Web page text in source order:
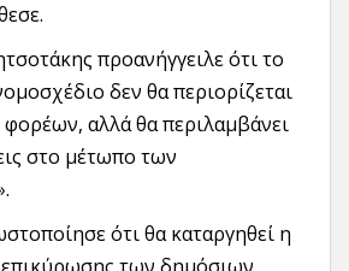
προανήγγειλε ότι το
δεν θα περιορίζεται
φορέων, αλλά θα περιλαμβάνει
στο μέτωπο των
ότι θα καταργηθεί η